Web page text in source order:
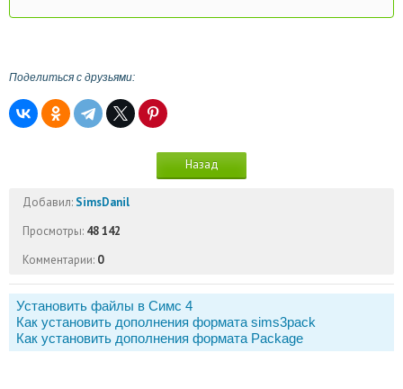
Поделиться с друзьями:
Назад
Добавил: SimsDanil
Просмотры: 48 142
Комментарии: 0
Установить файлы в Симс 4
Как установить дополнения формата sims3pack
Как установить дополнения формата Package